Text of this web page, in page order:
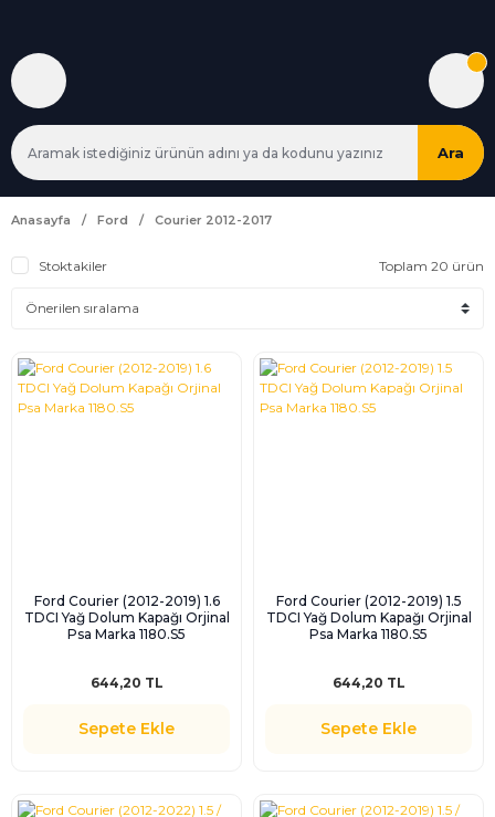
Ara
Anasayfa Ford Courier 2012-2017
Stoktakiler Toplam 20 ürün
Ford Courier (2012-2019) 1.6
TDCI Yağ Dolum Kapağı Orjinal
Psa Marka 1180.S5
644,20 TL
Sepete Ekle
Ford Courier (2012-2019) 1.5
TDCI Yağ Dolum Kapağı Orjinal
Psa Marka 1180.S5
644,20 TL
Sepete Ekle